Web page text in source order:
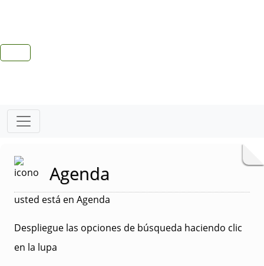
Agenda
usted está en Agenda
Despliegue las opciones de búsqueda haciendo clic
en la lupa